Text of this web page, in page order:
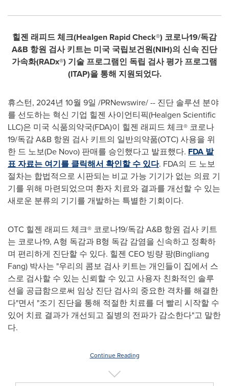
힐젠 래피드 체크(Healgen Rapid Check®) 코로나19/독감
A&B 항원 검사 키트는 미국 국립보건원(NIH)의 신속 진단
가속화(RADx®) 기술 프로그램인 독립 검사 평가 프로그램
(ITAP)을 통해 지원되었다.
휴스턴, 2024년 10월 9일 /PRNewswire/ -- 진단 솔루션 분야
를 선도하는 혁신 기업 힐젠 사이언티픽(Healgen Scientific
LLC)은 미국 식품의약국(FDA)이 힐젠 래피드 체크® 코로나
19/독감 A&B 항원 검사 키트의 일반의약품(OTC) 사용을 위
한 드 노보(De Novo) 판매를 승인했다고 발표했다. FDA 발
표 자료는 여기를 클릭해서 확인할 수 있다. FDA의 드 노보
절차는 합법적으로 시판되는 비교 가능 기기가 없는 의료 기
기를 위해 마련되었으며 환자 치료와 결과를 개선할 수 있는
새로운 분류의 기기를 개발하는 특별한 기회이다.
OTC 힐젠 래피드 체크® 코로나19/독감 A&B 항원 검사 키트
는 코로나19, A형 독감과 B형 독감 감염을 신속하고 정확하
며 편리하게 진단할 수 있다. 힐젠 CEO 빙량 팡(Bingliang
Fang) 박사는 "우리의 콤보 검사 키트는 개인들이 집에서 스
스로 검사할 수 있는 신뢰할 수 있고 사용자 친화적인 솔루
션을 공급함으로써 임상 진단 검사의 중요한 격차를 해결한
다"면서 "조기 진단을 통해 적절한 치료를 더 빨리 시작할 수
있어 치료 결과가 개선되고 질병의 전파가 감소한다"고 말한
다.
Continue Reading